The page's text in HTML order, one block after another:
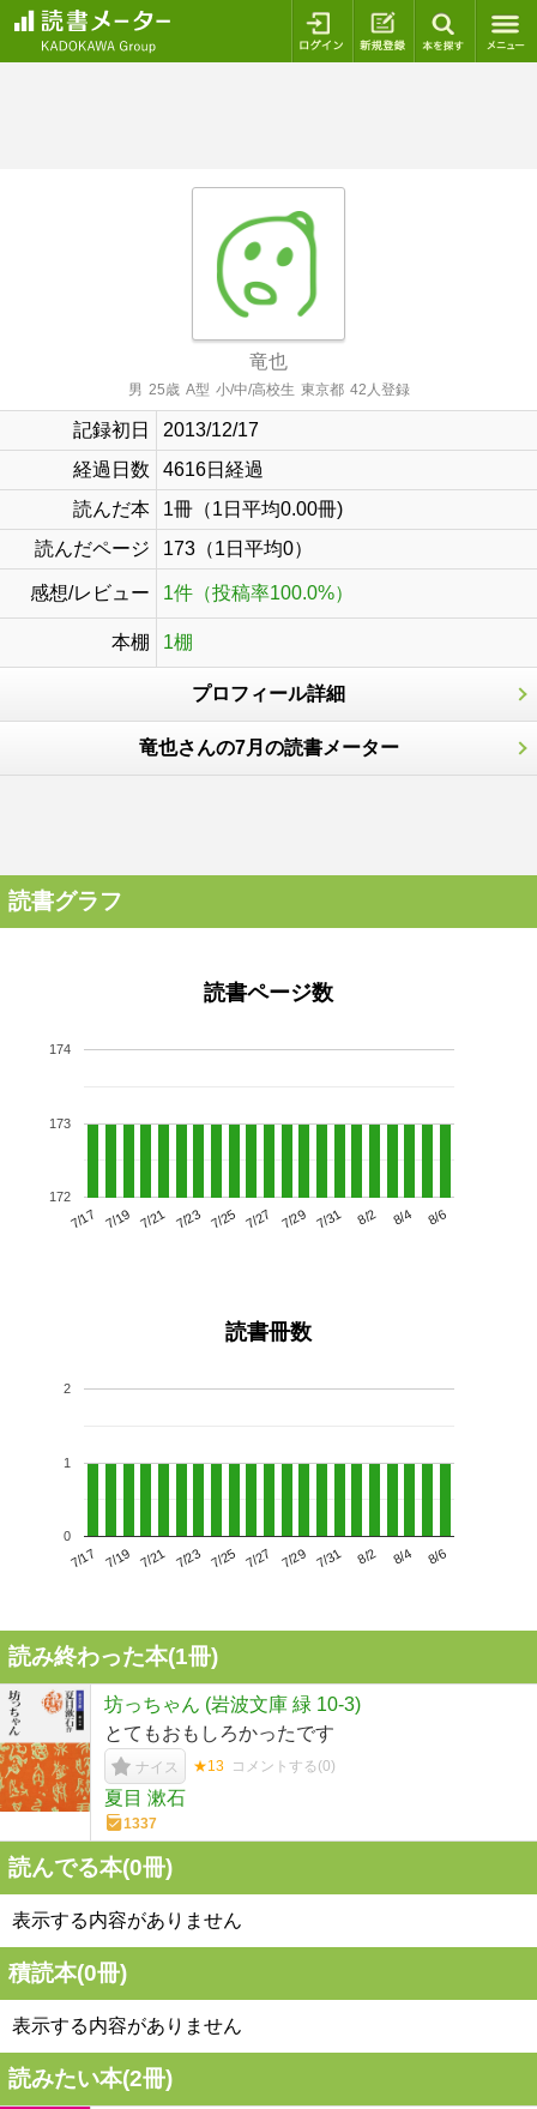
ログイン 新規登録
竜也
男 25歳 A型 小/中/高校生 東京都 42人登録
記録初日
2013/12/17
経過日数
4616日経過
読んだ本
1冊（1日平均0.00冊)
読んだページ
173（1日平均0）
感想/レビュー 1件（投稿率100.0%）
本棚 1棚
プロフィール詳細
竜也さんの7月の読書メーター
読書グラフ
読書ページ数
7/17 7/19 7/21 7/23 7/25 7/27 7/29 7/31 8/2 8/4 8/6
172
173
174
読書冊数
7/17 7/19 7/21 7/23 7/25 7/27 7/29 7/31 8/2 8/4 8/6
0
1
2
読み終わった本(1冊)
坊っちゃん (岩波文庫 緑 10-3)
とてもおもしろかったです
ナイス ★13 コメントする(0)
夏目 漱石
1337
読んでる本(0冊)
表示する内容がありません
積読本(0冊)
表示する内容がありません
読みたい本(2冊)